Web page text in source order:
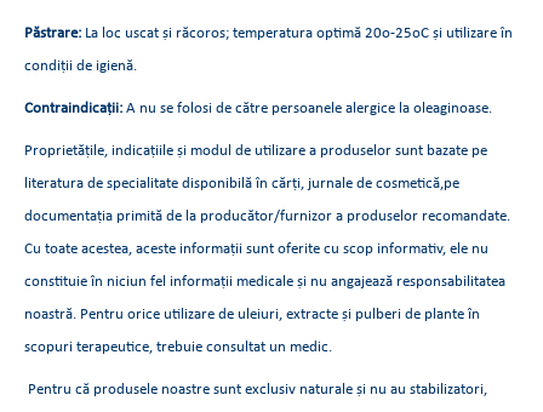
Păstrare: La loc uscat și răcoros; temperatura optimă 20o-25oC și utilizare în
condiții de igienă.
Contraindicații: A nu se folosi de către persoanele alergice la oleaginoase.
Proprietățile, indicațiile și modul de utilizare a produselor sunt bazate pe
literatura de specialitate disponibilă în cărți, jurnale de cosmetică,pe
documentația primită de la producător/furnizor a produselor recomandate.
Cu toate acestea, aceste informații sunt oferite cu scop informativ, ele nu
constituie în niciun fel informații medicale și nu angajează responsabilitatea
noastră. Pentru orice utilizare de uleiuri, extracte și pulberi de plante în
scopuri terapeutice, trebuie consultat un medic.
Pentru că produsele noastre sunt exclusiv naturale și nu au stabilizatori,